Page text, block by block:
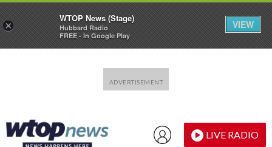
LIVE RADIO
×
WTOP News (Stage)
Hubbard Radio
FREE - In Google Play
VIEW